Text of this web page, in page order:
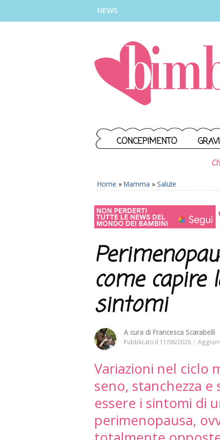
NEWS
CONCEPIMENTO
Home » Mamma » Salute
come capire
sintomi
A cura di Francesca Scarabelli
Pubblicato il 11/06/2026
Variazioni nel ciclo
seno, stanchezza
essere i sintomi di
perimenopausa,